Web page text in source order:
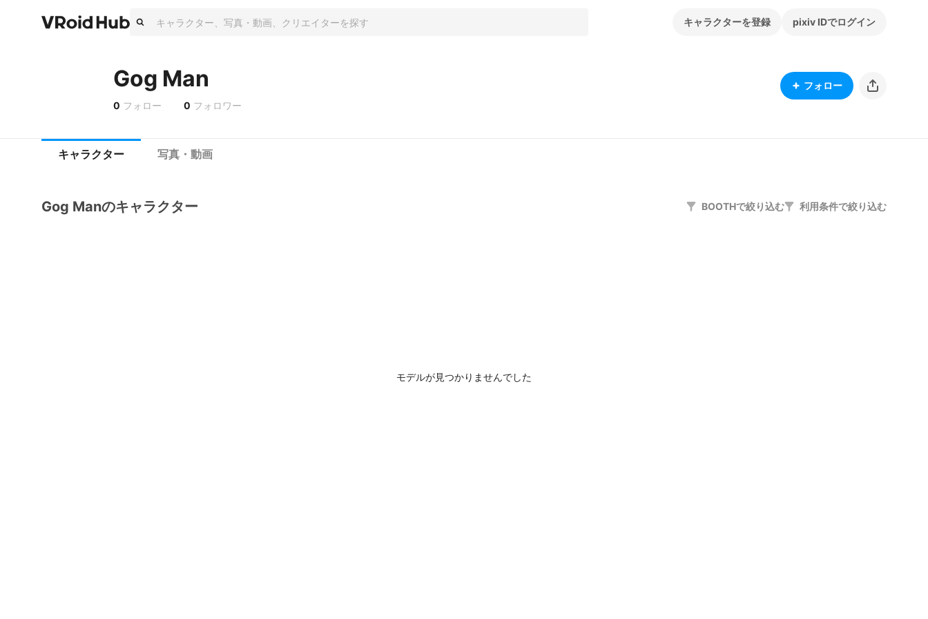
キャラクターを登録 pixiv IDでログイン
Gog Man
0 フォロー 0 フォロワー
フォロー
キャラクター 写真・動画
Gog Manのキャラクター BOOTHで絞り込む 利用条件で絞り込む
モデルが見つかりませんでした